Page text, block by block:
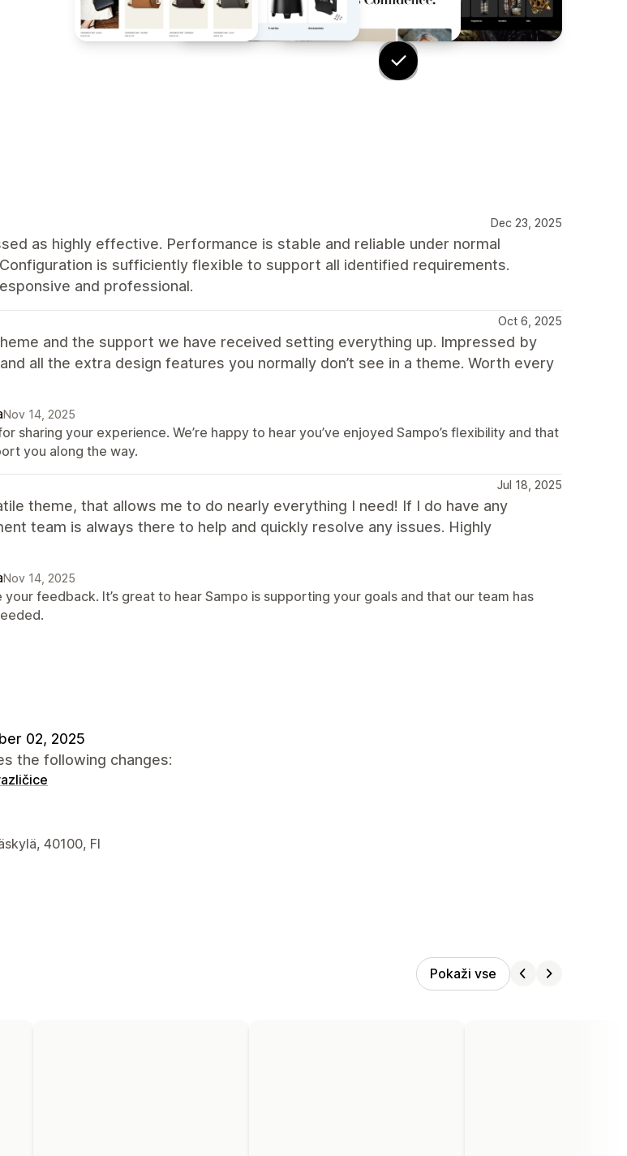
Dec 23, 2025
as highly effective. Performance is stable and reliable under normal
is sufficiently flexible to support all identified requirements.
and professional.
Oct 6, 2025
and the support we have received setting everything up. Impressed by
all the extra design features you normally don’t see in a theme. Worth every
Nov 14, 2025
sharing your experience. We’re happy to hear you’ve enjoyed Sampo’s flexibility and that
you along the way.
Jul 18, 2025
theme, that allows me to do nearly everything I need! If I do have any
team is always there to help and quickly resolve any issues. Highly
Nov 14, 2025
feedback. It’s great to hear Sampo is supporting your goals and that our team has
02, 2025
the following changes:
40100, FI
Pokaži vse